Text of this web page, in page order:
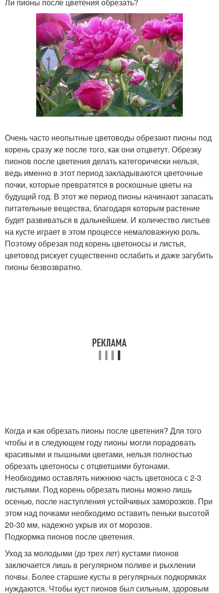
Очень часто неопытные цветоводы обрезают пионы под
корень сразу же после того, как они отцветут. Обрезку
пионов после цветения делать категорически нельзя,
ведь именно в этот период закладываются цветочные
почки, которые превратятся в роскошные цветы на
будущий год. В этот же период пионы начинают запасать
питательные вещества, благодаря которым растение
будет развиваться в дальнейшем. И количество листьев
на кусте играет в этом процессе немаловажную роль.
Поэтому обрезая под корень цветоносы и листья,
цветовод рискует существенно ослабить и даже загубить
пионы безвозвратно.
Когда и как обрезать пионы после цветения? Для того
чтобы и в следующем году пионы могли порадовать
красивыми и пышными цветами, нельзя полностью
обрезать цветоносы с отцветшими бутонами.
Необходимо оставлять нижнюю часть цветоноса с 2-3
листьями. Под корень обрезать пионы можно лишь
осенью, после наступления устойчивых заморозков. При
этом над почками необходимо оставить пеньки высотой
20-30 мм, надежно укрыв их от морозов.
Подкормка пионов после цветения.
Уход за молодыми (до трех лет) кустами пионов
заключается лишь в регулярном поливе и рыхлении
почвы. Более старшие кусты в регулярных подкормках
нуждаются. Чтобы куст пионов был сильным, здоровым